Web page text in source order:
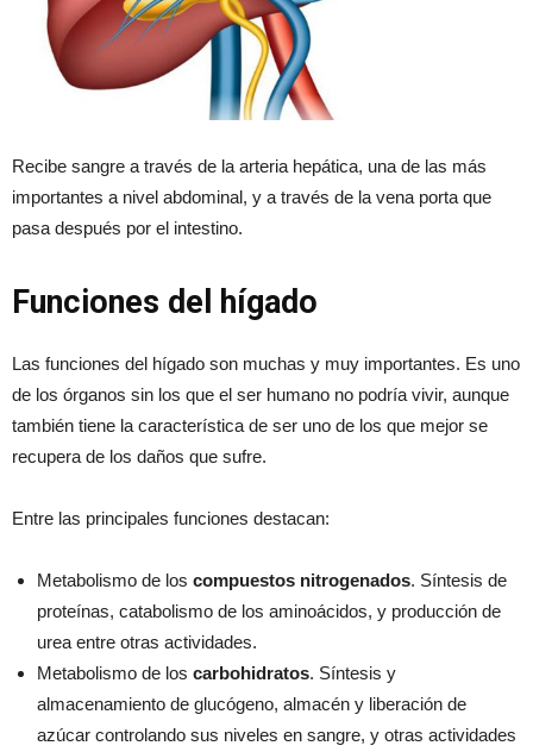
Recibe sangre a través de la arteria hepática, una de las más
importantes a nivel abdominal, y a través de la vena porta que
pasa después por el intestino.
Funciones del hígado
Las funciones del hígado son muchas y muy importantes. Es uno
de los órganos sin los que el ser humano no podría vivir, aunque
también tiene la característica de ser uno de los que mejor se
recupera de los daños que sufre.
Entre las principales funciones destacan:
Metabolismo de los compuestos nitrogenados. Síntesis de
proteínas, catabolismo de los aminoácidos, y producción de
urea entre otras actividades.
Metabolismo de los carbohidratos. Síntesis y
almacenamiento de glucógeno, almacén y liberación de
azúcar controlando sus niveles en sangre, y otras actividades